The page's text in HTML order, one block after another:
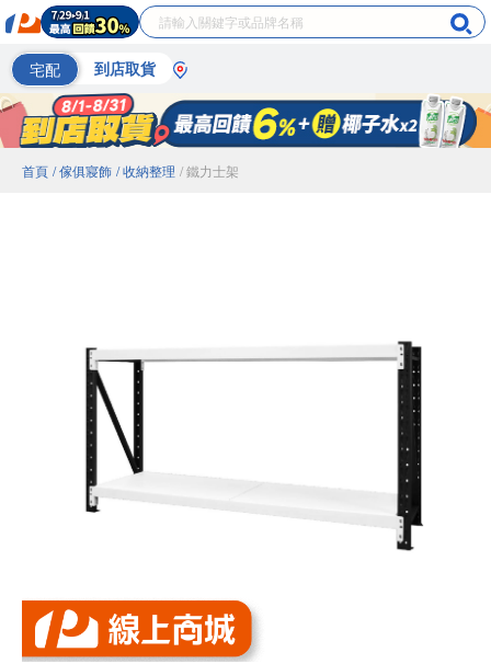
宅配 到店取貨
首頁 / 傢俱寢飾 / 收納整理 / 鐵力士架